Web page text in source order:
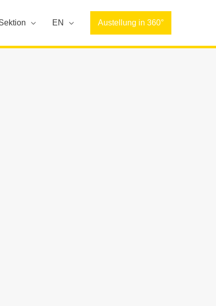
EN Austellung in 360°